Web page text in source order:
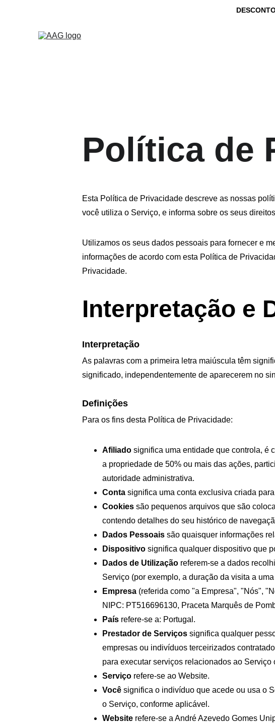
Política de
Esta Política de Privacidade descreve as nossas
você utiliza o Serviço, e informa sobre os seus
Utilizamos os seus dados pessoais para fornecer e
informações de acordo com esta Política de
Privacidade.
Interpretação e
Interpretação
As palavras com a primeira letra maiúscula têm
significado, independentemente de aparecerem no
Definições
Para os fins desta Política de Privacidade:
Afiliado significa uma entidade que controla, é
a propriedade de 50% ou mais das ações,
autoridade administrativa.
Conta significa uma conta exclusiva criada
Cookies são pequenos arquivos que são
contendo detalhes do seu histórico de
Dados Pessoais são quaisquer informações
Dispositivo significa qualquer dispositivo que
Dados de Utilização referem-se a dados
Serviço (por exemplo, a duração da visita a
Empresa (referida como "a Empresa", "Nós",
NIPC: PT516696130, Praceta Marquês de
País refere-se a: Portugal.
Prestador de Serviços significa qualquer
empresas ou indivíduos terceirizados
para executar serviços relacionados ao
Serviço refere-se ao Website.
Você significa o indivíduo que acede ou usa o
o Serviço, conforme aplicável.
Website refere-se a André Azevedo Gomes